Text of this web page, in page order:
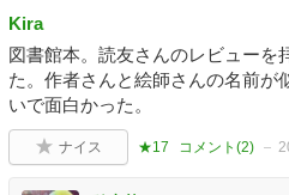
Kira
図書館本。読友さんのレビューを
た。作者さんと絵師さんの名前が
いで面白かった。
ナイス ★17 コメント(2)